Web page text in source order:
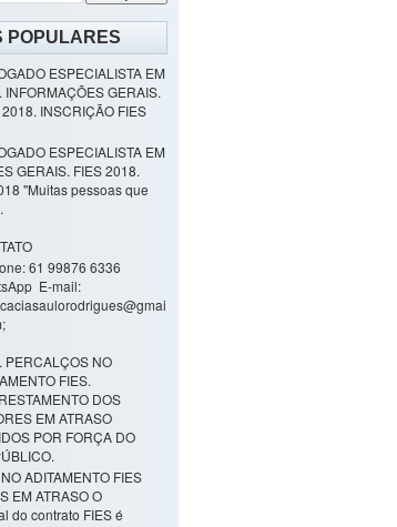
POPULARES
ESPECIALISTA EM
INFORMAÇÕES GERAIS.
2018. INSCRIÇÃO FIES
ESPECIALISTA EM
GERAIS. FIES 2018.
"Muitas pessoas que
61 99876 6336
E-mail:
PERCALÇOS NO
FIES.
DOS
EM ATRASO
POR FORÇA DO
ADITAMENTO FIES
EM ATRASO O
do contrato FIES é